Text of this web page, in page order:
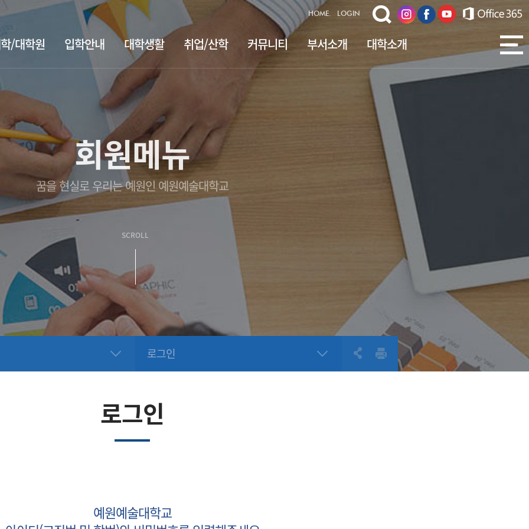
HOME. LOGIN
/대학원 입학안내 대학생활 취업/산학 커뮤니티 부서소개 대학소개
회원메뉴
꿈을 현실로 우리는 예원인 예원예술대학교
SCROLL
로그인
로그인
예원예술대학교